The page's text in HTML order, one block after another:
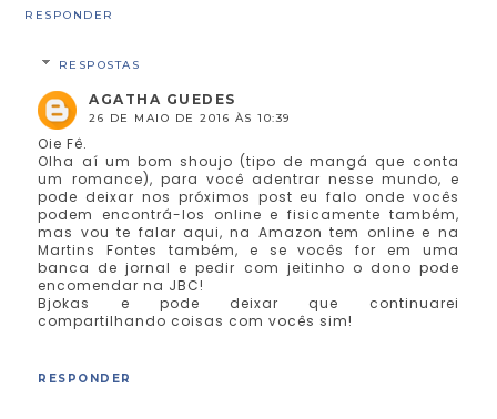
RESPONDER
RESPOSTAS
AGATHA GUEDES
26 DE MAIO DE 2016 ÀS 10:39
Oie Fê.
Olha aí um bom shoujo (tipo de mangá que conta
um romance), para você adentrar nesse mundo, e
pode deixar nos próximos post eu falo onde vocês
podem encontrá-los online e fisicamente também,
mas vou te falar aqui, na Amazon tem online e na
Martins Fontes também, e se vocês for em uma
banca de jornal e pedir com jeitinho o dono pode
encomendar na JBC!
Bjokas e pode deixar que continuarei
compartilhando coisas com vocês sim!
RESPONDER